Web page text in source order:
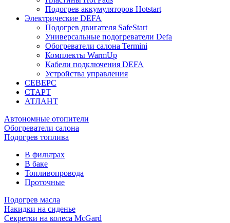
Подогрев аккумуляторов Hotstart
Электрические DEFA
Подогрев двигателя SafeStart
Универсальные подогреватели Defa
Обогреватели салона Termini
Комплекты WarmUp
Кабели подключения DEFA
Устройства управления
СЕВЕРС
СТАРТ
АТЛАНТ
Автономные отопители
Обогреватели салона
Подогрев топлива
В фильтрах
В баке
Топливопровода
Проточные
Подогрев масла
Накидки на сиденье
Секретки на колеса McGard